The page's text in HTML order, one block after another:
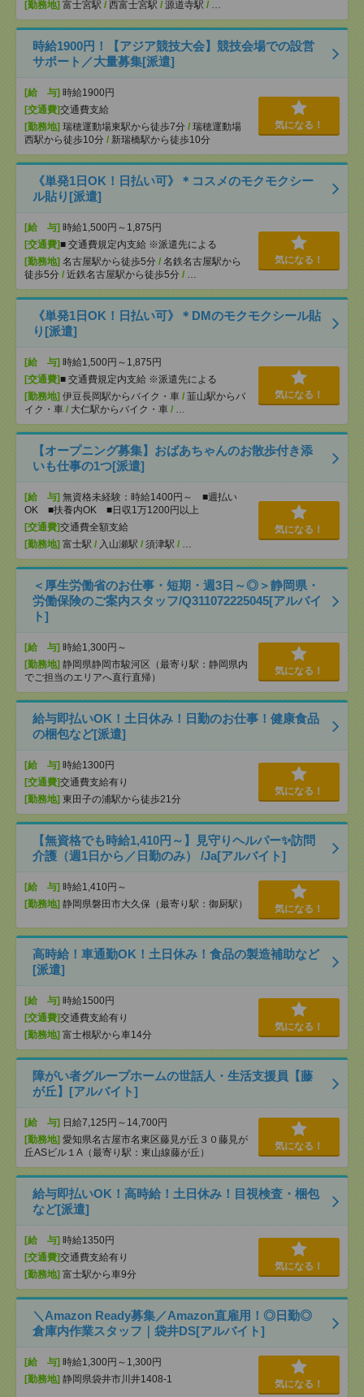
[勤務地] 富士宮駅 / 西富士宮駅 / 源道寺駅 / …
時給1900円！【アジア競技大会】競技会場での設営
サポート／大量募集[派遣]
[給 与] 時給1900円
[交通費]交通費支給
[勤務地] 瑞穂運動場東駅から徒歩7分 / 瑞穂運動場
西駅から徒歩10分 / 新瑞橋駅から徒歩10分
気になる！
《単発1日OK！日払い可》＊コスメのモクモクシー
ル貼り[派遣]
[給 与] 時給1,500円～1,875円
[交通費]■ 交通費規定内支給 ※派遣先による
[勤務地] 名古屋駅から徒歩5分 / 名鉄名古屋駅から
徒歩5分 / 近鉄名古屋駅から徒歩5分 / …
気になる！
《単発1日OK！日払い可》＊DMのモクモクシール貼
り[派遣]
[給 与] 時給1,500円～1,875円
[交通費]■ 交通費規定内支給 ※派遣先による
[勤務地] 伊豆長岡駅からバイク・車 / 韮山駅からバ
イク・車 / 大仁駅からバイク・車 / …
気になる！
【オープニング募集】おばあちゃんのお散歩付き添
いも仕事の1つ[派遣]
[給 与] 無資格未経験：時給1400円～ ■週払い
OK ■扶養内OK ■日収1万1200円以上
[交通費]交通費全額支給
[勤務地] 富士駅 / 入山瀬駅 / 須津駅 / …
気になる！
＜厚生労働省のお仕事・短期・週3日～◎＞静岡県・
労働保険のご案内スタッフ/Q311072225045[アルバイ
ト]
[給 与] 時給1,300円～
[勤務地] 静岡県静岡市駿河区（最寄り駅：静岡県内
でご担当のエリアへ直行直帰）
気になる！
給与即払いOK！土日休み！日勤のお仕事！健康食品
の梱包など[派遣]
[給 与] 時給1300円
[交通費]交通費支給有り
[勤務地] 東田子の浦駅から徒歩21分
気になる！
【無資格でも時給1,410円～】見守りヘルパー✨訪問
介護（週1日から／日勤のみ） /Ja[アルバイト]
[給 与] 時給1,410円～
[勤務地] 静岡県磐田市大久保（最寄り駅：御厨駅） 気になる！
高時給！車通勤OK！土日休み！食品の製造補助など
[派遣]
[給 与] 時給1500円
[交通費]交通費支給有り
[勤務地] 富士根駅から車14分
気になる！
障がい者グループホームの世話人・生活支援員【藤
が丘】[アルバイト]
[給 与] 日給7,125円～14,700円
[勤務地] 愛知県名古屋市名東区藤見が丘３０藤見が
丘ASビル１A（最寄り駅：東山線藤が丘）
気になる！
給与即払いOK！高時給！土日休み！目視検査・梱包
など[派遣]
[給 与] 時給1350円
[交通費]交通費支給有り
[勤務地] 富士駅から車9分
気になる！
＼Amazon Ready募集／Amazon直雇用！◎日勤◎
倉庫内作業スタッフ｜袋井DS[アルバイト]
[給 与] 時給1,300円～1,300円
[勤務地] 静岡県袋井市川井1408-1 気になる！